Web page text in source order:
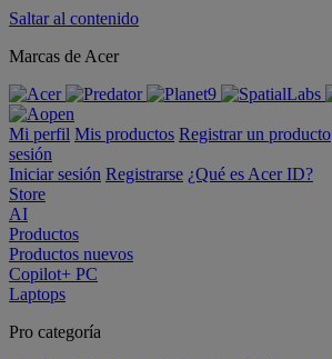
Saltar al contenido
Marcas de Acer
Mi perfil Mis productos Registrar un producto
sesión
Iniciar sesión Registrarse ¿Qué es Acer ID?
Store
AI
Productos
Productos nuevos
Copilot+ PC
Laptops
Pro categoría